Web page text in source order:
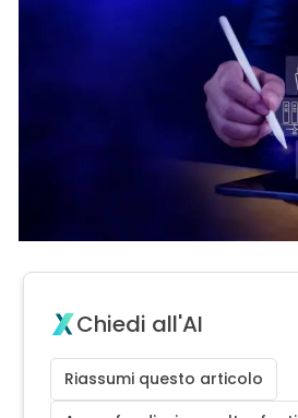
Chiedi all'AI
Riassumi questo articolo